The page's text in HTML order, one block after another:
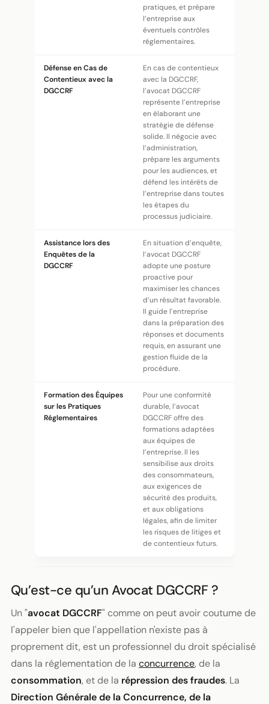
pratiques, et prépare
l’entreprise aux
éventuels contrôles
réglementaires.
Défense en Cas de
Contentieux avec la
DGCCRF
En cas de contentieux
avec la DGCCRF,
l’avocat DGCCRF
représente l’entreprise
en élaborant une
stratégie de défense
solide. Il négocie avec
l’administration,
prépare les arguments
pour les audiences, et
défend les intérêts de
l’entreprise dans toutes
les étapes du
processus judiciaire.
Assistance lors des
Enquêtes de la
DGCCRF
En situation d’enquête,
l’avocat DGCCRF
adopte une posture
proactive pour
maximiser les chances
d’un résultat favorable.
Il guide l’entreprise
dans la préparation des
réponses et documents
requis, en assurant une
gestion fluide de la
procédure.
Formation des Équipes
sur les Pratiques
Réglementaires
Pour une conformité
durable, l’avocat
DGCCRF offre des
formations adaptées
aux équipes de
l’entreprise. Il les
sensibilise aux droits
des consommateurs,
aux exigences de
sécurité des produits,
et aux obligations
légales, afin de limiter
les risques de litiges et
de contentieux futurs.
Qu’est-ce qu’un Avocat DGCCRF ?
Un "avocat DGCCRF" comme on peut avoir coutume de
l'appeler bien que l'appellation n'existe pas à
proprement dit, est un professionnel du droit spécialisé
dans la réglementation de la concurrence, de la
consommation, et de la répression des fraudes. La
Direction Générale de la Concurrence, de la